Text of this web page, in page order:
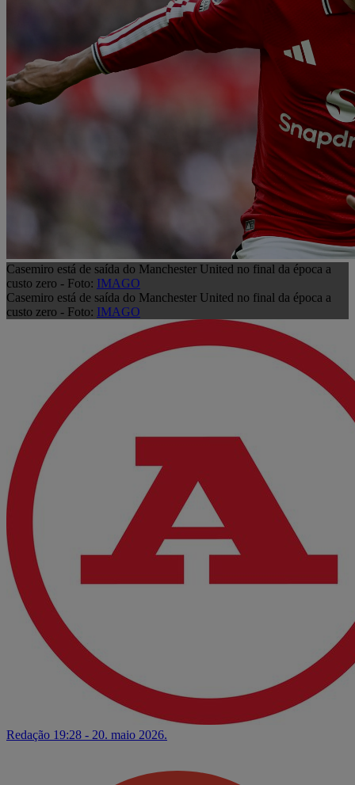
Casemiro está de saída do Manchester United no final da época a
custo zero - Foto: IMAGO
Casemiro está de saída do Manchester United no final da época a
custo zero - Foto: IMAGO
Redação 19:28 - 20. maio 2026.